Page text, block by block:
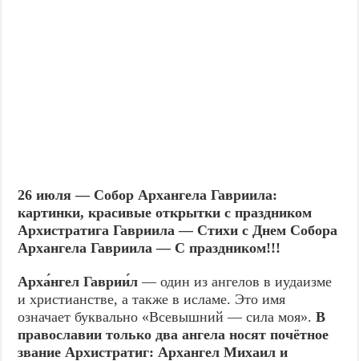
26 июля — Собор Архангела Гавриила:
картинки, красивые открытки с праздником
Архистратига Гавриила — Стихи с Днем Собора
Архангела Гавриила — С праздником!!!
Арха́нгел Гаврии́л — один из ангелов в иудаизме
и христианстве, а также в исламе. Это имя
означает буквально «Всевышний — сила моя».В
православии только два ангела носят почётное
звание Архистратиг: Архангел Михаил и